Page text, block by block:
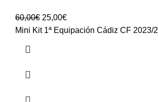
60,00€ 25,00€
Mini Kit 1ª Equipación Cádiz CF